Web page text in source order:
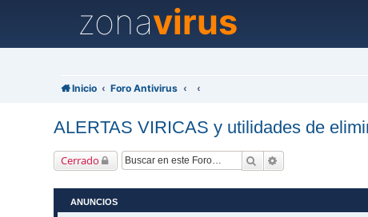
zonavirus
Inicio Foro Antivirus
ALERTAS VIRICAS y utilidades de
Cerrado Buscar
ANUNCIOS